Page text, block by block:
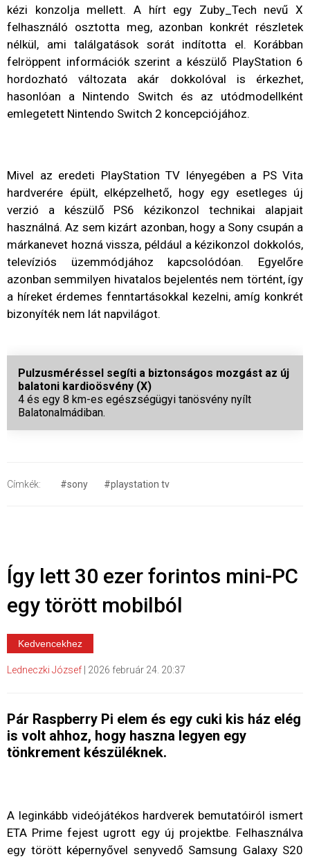
kézi konzolja mellett. A hírt egy Zuby_Tech nevű X
felhasználó osztotta meg, azonban konkrét részletek
nélkül, ami találgatások sorát indította el. Korábban
felröppent információk szerint a készülő PlayStation 6
hordozható változata akár dokkolóval is érkezhet,
hasonlóan a Nintendo Switch és az utódmodellként
emlegetett Nintendo Switch 2 koncepciójához.
Mivel az eredeti PlayStation TV lényegében a PS Vita
hardverére épült, elképzelhető, hogy egy esetleges új
verzió a készülő PS6 kézikonzol technikai alapjait
használná. Az sem kizárt azonban, hogy a Sony csupán a
márkanevet hozná vissza, például a kézikonzol dokkolós,
televíziós üzemmódjához kapcsolódóan. Egyelőre
azonban semmilyen hivatalos bejelentés nem történt, így
a híreket érdemes fenntartásokkal kezelni, amíg konkrét
bizonyíték nem lát napvilágot.
Pulzusméréssel segíti a biztonságos mozgást az új
balatoni kardioösvény (X)
4 és egy 8 km-es egészségügyi tanösvény nyílt
Balatonalmádiban.
Címkék: #sony #playstation tv
Így lett 30 ezer forintos mini-PC
egy törött mobilból
Kedvencekhez
Ledneczki József 2026 február 24. 20:37
Pár Raspberry Pi elem és egy cuki kis ház elég
is volt ahhoz, hogy haszna legyen egy
tönkrement készüléknek.
A leginkább videójátékos hardverek bemutatóiról ismert
ETA Prime fejest ugrott egy új projektbe. Felhasználva
egy törött képernyővel senyvedő Samsung Galaxy S20